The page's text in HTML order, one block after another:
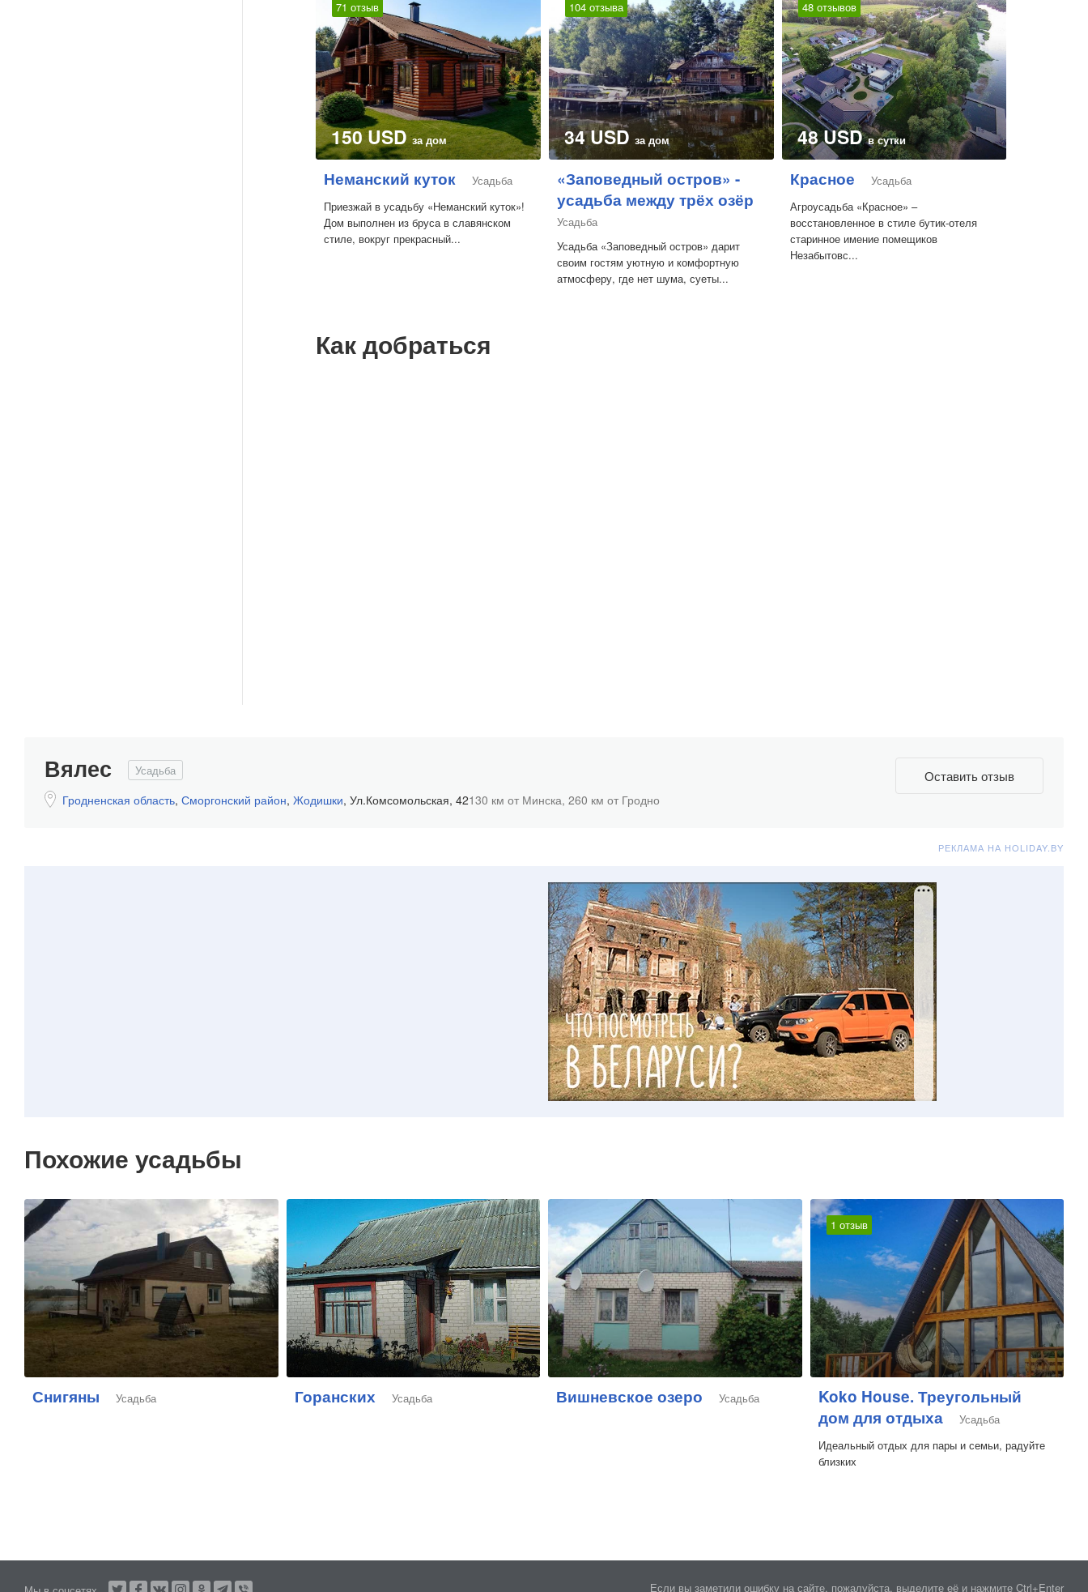
71 отзыв
150 USDза дом
Неманский куток
Усадьба
Приезжай в усадьбу «Неманский куток»!
Дом выполнен из бруса в славянском
стиле, вокруг прекрасный...
104 отзыва
34 USD за дом
«Заповедный остров» -
усадьба между трёх озёр
Усадьба
Усадьба «Заповедный остров» дарит
своим гостям уютную и комфортную
атмосферу, где нет шума, суеты...
48 отзывов
48 USDв сутки
Красное
Усадьба
Агроусадьба «Красное» –
восстановленное в стиле бутик-отеля
старинное имение помещиков
Незабытовс...
Как добраться
Вялес Усадьба
Гродненская область, Сморгонский район, Жодишки, Ул.Комсомольская, 42130 км от Минска, 260 км от Гродно
Оставить отзыв
РЕКЛАМА НА HOLIDAY.BY
Похожие усадьбы
Снигяны Усадьба Горанских Усадьба Вишневское озеро Усадьба
1 отзыв
Koko House. Треугольный
дом для отдыха
Усадьба
Идеальный отдых для пары и семьи, радуйте
близких
Если вы заметили ошибку на сайте, пожалуйста, выделите её и нажмите Ctrl+Enter